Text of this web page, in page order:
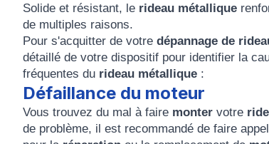
Solide et résistant, le rideau métallique
de multiples raisons.
Pour s'acquitter de votre dépannage de
détaillé de votre dispositif pour identifier la
fréquentes du rideau métallique :
Défaillance du moteur
Vous trouvez du mal à faire monter votre
de problème, il est recommandé de faire